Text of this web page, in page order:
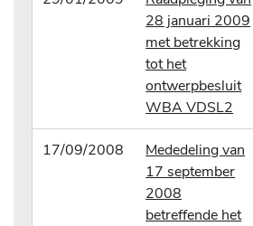
28 januari 2009
met betrekking
tot het
ontwerpbesluit
WBA VDSL2
17/09/2008
Mededeling van
17 september
2008
betreffende het